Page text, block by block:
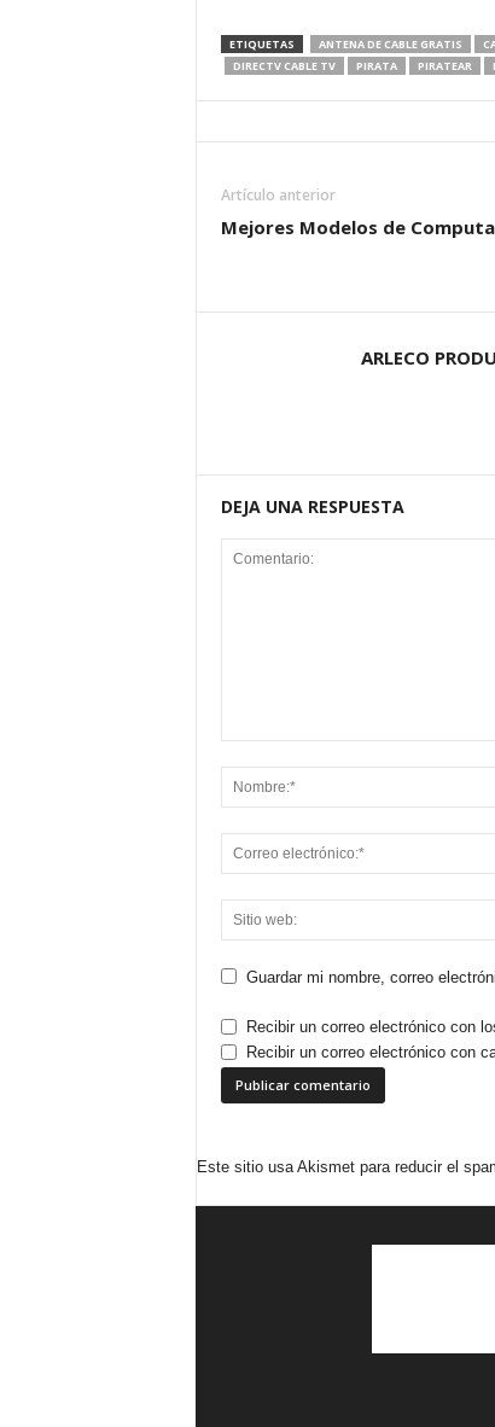
ETIQUETAS ANTENA DE CABLE GRATIS
DIRECTV CABLE TV
PIRATA PIRATEAR
Artículo anterior
Mejores Modelos de
ARLECO
DEJA UNA RESPUESTA
Guardar mi nombre, correo
Recibir un correo electrónico con
Recibir un correo electrónico con
Este sitio usa Akismet para reducir el